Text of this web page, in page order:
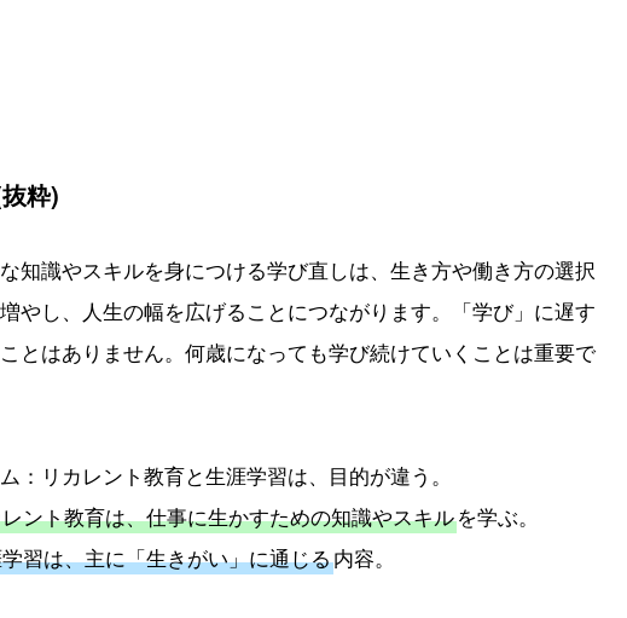
粋)
知識やスキルを身につける学び直しは、生き方や働き方の選択
やし、人生の幅を広げることにつながります。「学び」に遅す
とはありません。何歳になっても学び続けていくことは重要で
：リカレント教育と生涯学習は、目的が違う。
ント教育は、仕事に生かすための知識やスキルを学ぶ。
習は、主に「生きがい」に通じる内容。